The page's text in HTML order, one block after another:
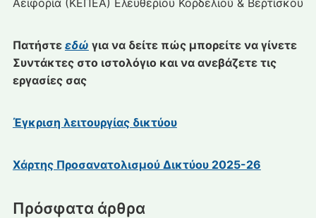
Πατήστε εδώ για να δείτε πώς μπορείτε να γίνετε
Συντάκτες στο ιστολόγιο και να ανεβάζετε τις
εργασίες σας
Έγκριση λειτουργίας δικτύου
Χάρτης Προσανατολισμού Δικτύου 2025-26
Πρόσφατα άρθρα